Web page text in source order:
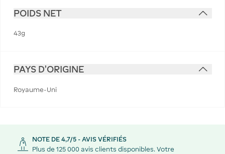
POIDS NET
43g
PAYS D'ORIGINE
Royaume-Uni
NOTE DE 4,7/5 - AVIS VÉRIFIÉS
Plus de 125 000 avis clients disponibles. Votre